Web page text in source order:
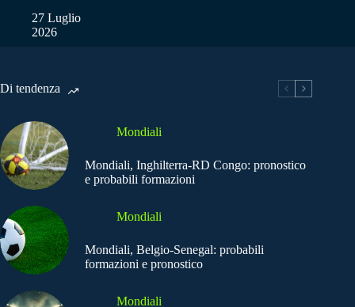
27 Luglio
2026
Di tendenza
Mondiali
Mondiali, Inghilterra-RD Congo: pronostico
e probabili formazioni
Mondiali
Mondiali, Belgio-Senegal: probabili
formazioni e pronostico
Mondiali